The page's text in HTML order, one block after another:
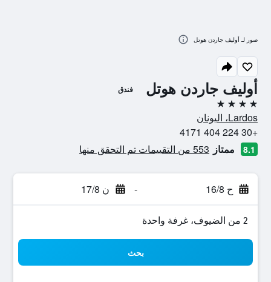
أوليف جاردن هوتل فندق
4 نجوم
Lardos، اليونان
+30 224 404 4171
8.1 ممتاز 553 من التقييمات تم التحقق منها
ح 16/8 - ن 17/8
2 من الضيوف، غرفة واحدة
بحث
صور لـ أوليف جاردن هوتل